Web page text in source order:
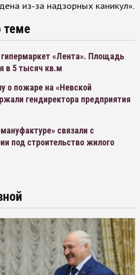
из-за надзорных каникул».
теме
гипермаркет «Лента». Площадь
в 5 тысяч кв.м
о пожаре на «Невской
гендиректора предприятия
связали с
под строительство жилого